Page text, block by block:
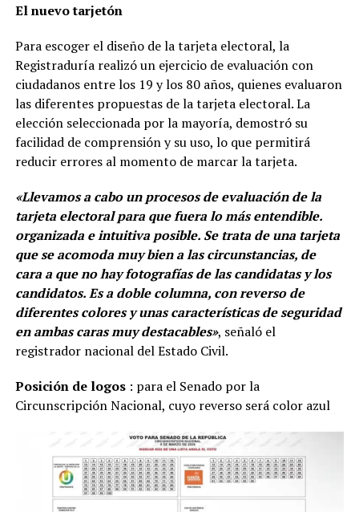
El nuevo tarjetón
Para escoger el diseño de la tarjeta electoral, la
Registraduría realizó un ejercicio de evaluación con
ciudadanos entre los 19 y los 80 años, quienes evaluaron
las diferentes propuestas de la tarjeta electoral. La
elección seleccionada por la mayoría, demostró su
facilidad de comprensión y su uso, lo que permitirá
reducir errores al momento de marcar la tarjeta.
«Llevamos a cabo un procesos de evaluación de la
tarjeta electoral para que fuera lo más entendible.
organizada e intuitiva posible. Se trata de una tarjeta
que se acomoda muy bien a las circunstancias, de
cara a que no hay fotografías de las candidatas y los
candidatos. Es a doble columna, con reverso de
diferentes colores y unas características de seguridad
en ambas caras muy destacables», señaló el
registrador nacional del Estado Civil.
Posición de logos : para el Senado por la
Circunscripción Nacional, cuyo reverso será color azul